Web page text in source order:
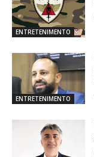
ENTRETENIMENTO
ENTRETENIMENTO